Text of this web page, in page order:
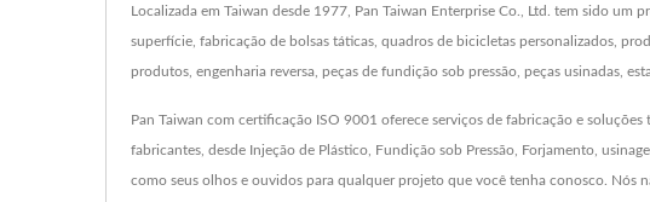
Localizada em Taiwan desde 1977, Pan Taiwan Enterprise Co., Ltd. tem sido
superfície, fabricação de bolsas táticas, quadros de bicicletas personalizados,
produtos, engenharia reversa, peças de fundição sob pressão, peças usinadas,
Pan Taiwan com certificação ISO 9001 oferece serviços de fabricação e
fabricantes, desde Injeção de Plástico, Fundição sob Pressão, Forjamento,
como seus olhos e ouvidos para qualquer projeto que você tenha conosco. Nós